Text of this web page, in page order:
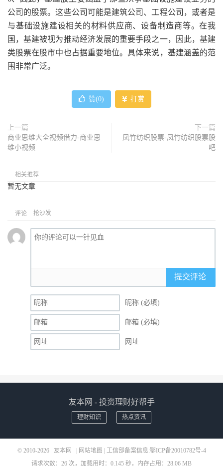
公司的股票。这些公司可能是建筑公司、工程公司，或者是
与基础设施建设相关的材料供应商、设备制造商等。在我
国，基建被视为推动经济发展的重要手段之一，因此，基建
类股票在股市中也占据重要地位。具体来说，基建涵盖的范
围非常广泛。
赞(0) 打赏
上一篇
商业思维大全视频借力-商业思
维小视频
下一篇
凤竹纺织股票-凤竹纺织股票股
吧
相关推荐
暂无文章
评论 抢沙发
提交评论
昵称 (必填)
邮箱 (必填)
网址
友本网 - 投资理财好帮手
理财知识 热点资讯
© 2010-2026 友本网 网站地图 | 工信部备案信息:鄂ICP备20010782号-4
请求次数：26 次，加载用时：0.145 秒，内存占用：28.06 MB